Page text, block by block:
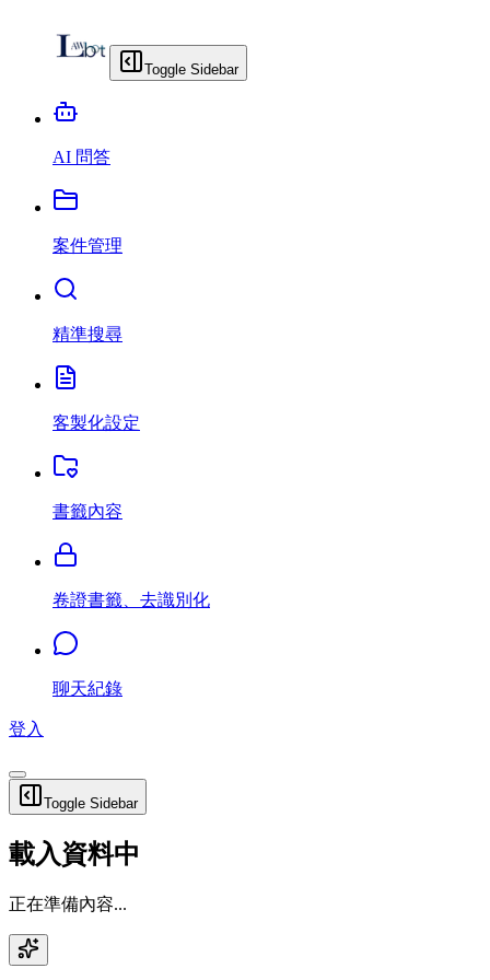
Toggle Sidebar
AI 問答
案件管理
精準搜尋
客製化設定
書籤內容
卷證書籤、去識別化
聊天紀錄
登入
Toggle Sidebar
載入資料中
正在準備內容...